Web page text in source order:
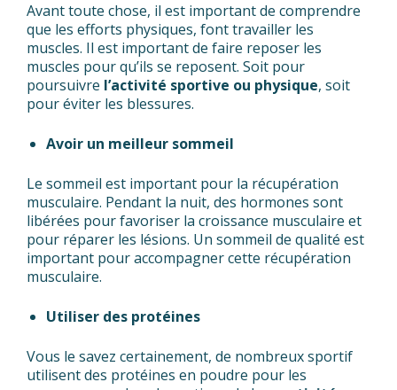
Avant toute chose, il est important de comprendre
que les efforts physiques, font travailler les
muscles. Il est important de faire reposer les
muscles pour qu’ils se reposent. Soit pour
poursuivre l’activité sportive ou physique, soit
pour éviter les blessures.
Avoir un meilleur sommeil
Le sommeil est important pour la récupération
musculaire. Pendant la nuit, des hormones sont
libérées pour favoriser la croissance musculaire et
pour réparer les lésions. Un sommeil de qualité est
important pour accompagner cette récupération
musculaire.
Utiliser des protéines
Vous le savez certainement, de nombreux sportif
utilisent des protéines en poudre pour les